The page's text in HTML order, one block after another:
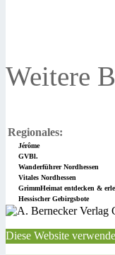
Weitere
Regionales:
Jérôme
GVBl.
Wanderführer Nordhessen
Vitales Nordhessen
GrimmHeimat entdecken &
Hessischer Gebirgsbote
Diese Website